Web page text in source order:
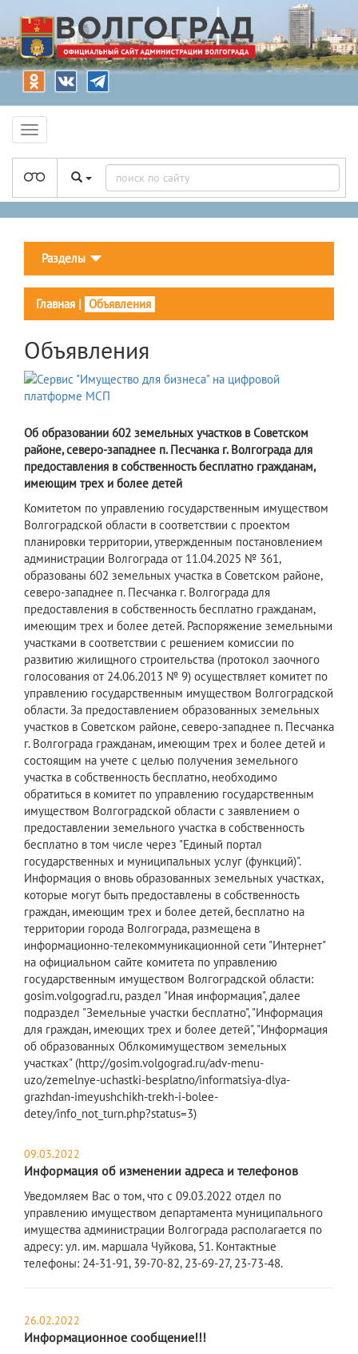
Разделы
Главная | Объявления
Объявления
Об образовании 602 земельных участков в Советском
районе, северо-западнее п. Песчанка г. Волгограда для
предоставления в собственность бесплатно гражданам,
имеющим трех и более детей
Комитетом по управлению государственным имуществом
Волгоградской области в соответствии с проектом
планировки территории, утвержденным постановлением
администрации Волгограда от 11.04.2025 № 361,
образованы 602 земельных участка в Советском районе,
северо-западнее п. Песчанка г. Волгограда для
предоставления в собственность бесплатно гражданам,
имеющим трех и более детей. Распоряжение земельными
участками в соответствии с решением комиссии по
развитию жилищного строительства (протокол заочного
голосования от 24.06.2013 № 9) осуществляет комитет по
управлению государственным имуществом Волгоградской
области. За предоставлением образованных земельных
участков в Советском районе, северо-западнее п. Песчанка
г. Волгограда гражданам, имеющим трех и более детей и
состоящим на учете с целью получения земельного
участка в собственность бесплатно, необходимо
обратиться в комитет по управлению государственным
имуществом Волгоградской области с заявлением о
предоставлении земельного участка в собственность
бесплатно в том числе через "Единый портал
государственных и муниципальных услуг (функций)".
Информация о вновь образованных земельных участках,
которые могут быть предоставлены в собственность
граждан, имеющим трех и более детей, бесплатно на
территории города Волгограда, размещена в
информационно-телекоммуникационной сети "Интернет"
на официальном сайте комитета по управлению
государственным имуществом Волгоградской области:
gosim.volgograd.ru, раздел "Иная информация", далее
подраздел "Земельные участки бесплатно", "Информация
для граждан, имеющих трех и более детей", "Информация
об образованных Облкомимуществом земельных
участках" (http://gosim.volgograd.ru/adv-menu-
uzo/zemelnye-uchastki-besplatno/informatsiya-dlya-
grazhdan-imeyushchikh-trekh-i-bolee-
detey/info_not_turn.php?status=3)
09.03.2022
Информация об изменении адреса и телефонов
​Уведомляем Вас о том, что с 09.03.2022 отдел по
управлению имуществом департамента муниципального
имущества администрации Волгограда располагается по
адресу: ул. им. маршала Чуйкова, 51. Контактные
телефоны: 24-31-91, 39-70-82, 23-69-27, 23-73-48.
26.02.2022
Информационное сообщение!!!